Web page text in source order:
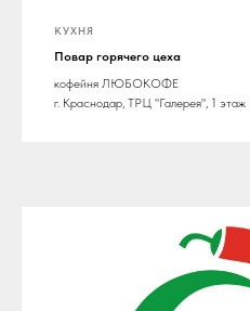
КУХНЯ
Повар горячего цеха
кофейня ЛЮБОКОФЕ
г. Краснодар, ТРЦ "Галерея", 1 этаж